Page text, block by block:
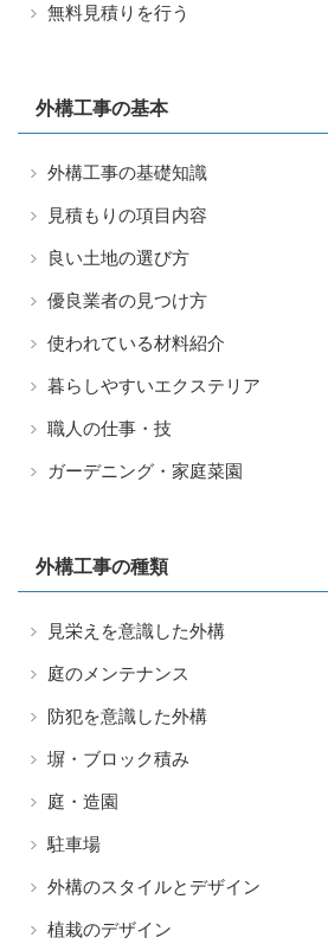
無料見積りを行う
外構工事の基本
外構工事の基礎知識
見積もりの項目内容
良い土地の選び方
優良業者の見つけ方
使われている材料紹介
暮らしやすいエクステリア
職人の仕事・技
ガーデニング・家庭菜園
外構工事の種類
見栄えを意識した外構
庭のメンテナンス
防犯を意識した外構
塀・ブロック積み
庭・造園
駐車場
外構のスタイルとデザイン
植栽のデザイン